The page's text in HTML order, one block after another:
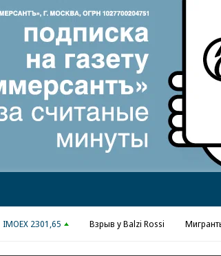
Реклама в «Ъ»
IMOEX 2301,65 Взрыв у Balzi Rossi